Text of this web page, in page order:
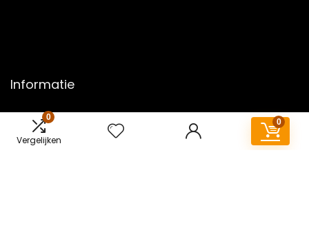
0
Vergelijken
0
Informatie
Contact
Klantenservice